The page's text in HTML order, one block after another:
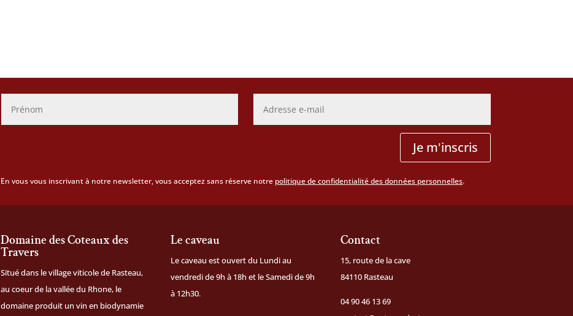
Je m'inscris
En vous vous inscrivant à notre newsletter, vous acceptez sans réserve notre politique de confidentialité des données personnelles.
Domaine des Coteaux des
Travers
Situé dans le village viticole de Rasteau,
au coeur de la vallée du Rhone, le
domaine produit un vin en biodynamie
Le caveau
Le caveau est ouvert du Lundi au
vendredi de 9h à 18h et le Samedi de 9h
à 12h30.
Contact
15, route de la cave
84110 Rasteau
04 90 46 13 69